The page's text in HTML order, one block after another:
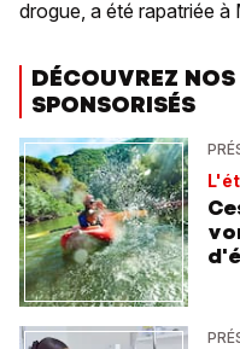
drogue, a été rapatriée à
DÉCOUVREZ
SPONSORISÉS